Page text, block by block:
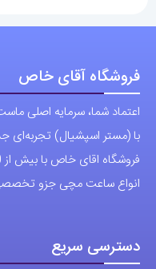
فروشگاه آقای خاص
اعتماد شما، سرمایه اصلی
با (مستر اسپشیال) تجربه‌ای
انواع ساعت مچی جزو
دسترسی سریع